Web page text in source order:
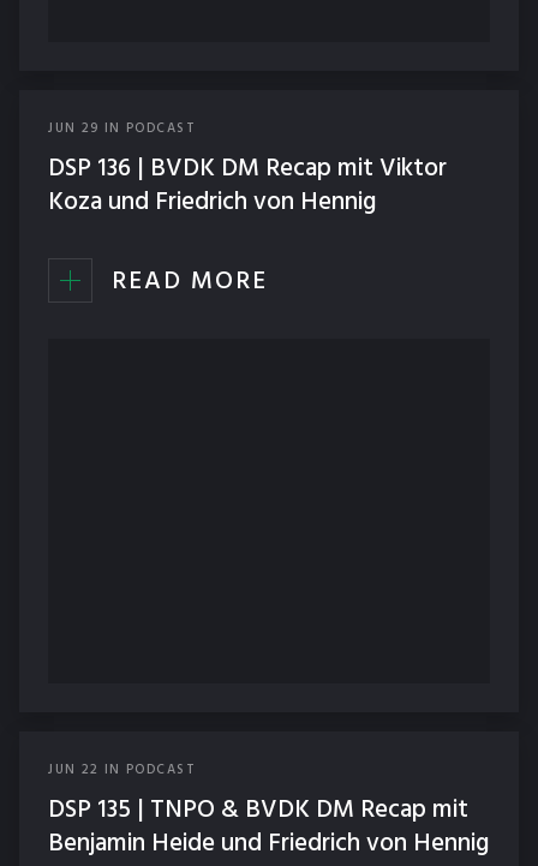
JUN 29 IN PODCAST
DSP 136 | BVDK DM Recap mit Viktor
Koza und Friedrich von Hennig
READ MORE
JUN 22 IN PODCAST
DSP 135 | TNPO & BVDK DM Recap mit
Benjamin Heide und Friedrich von Hennig